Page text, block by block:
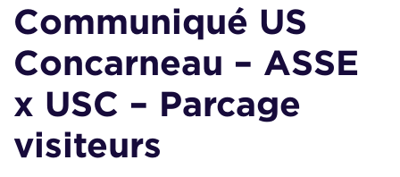
Communiqué US
Concarneau – ASSE
x USC – Parcage
visiteurs